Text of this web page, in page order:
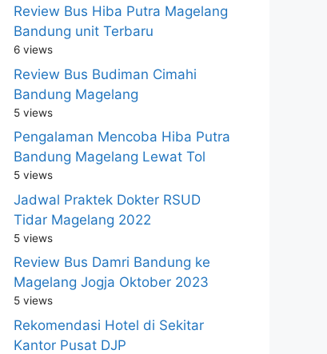
Review Bus Hiba Putra Magelang
Bandung unit Terbaru
6 views
Review Bus Budiman Cimahi
Bandung Magelang
5 views
Pengalaman Mencoba Hiba Putra
Bandung Magelang Lewat Tol
5 views
Jadwal Praktek Dokter RSUD
Tidar Magelang 2022
5 views
Review Bus Damri Bandung ke
Magelang Jogja Oktober 2023
5 views
Rekomendasi Hotel di Sekitar
Kantor Pusat DJP